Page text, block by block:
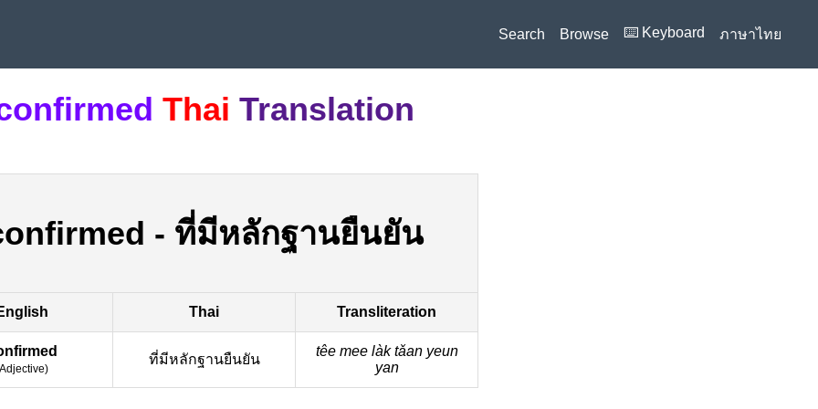
Search Browse ⌨️ Keyboard ภาษาไทย
Thai Translation
- ที่มีหลักฐานยืนยัน
Thai Transliteration
Adjective)
ที่มีหลักฐานยืนยัน
têe mee làk tǎan yeun
yan